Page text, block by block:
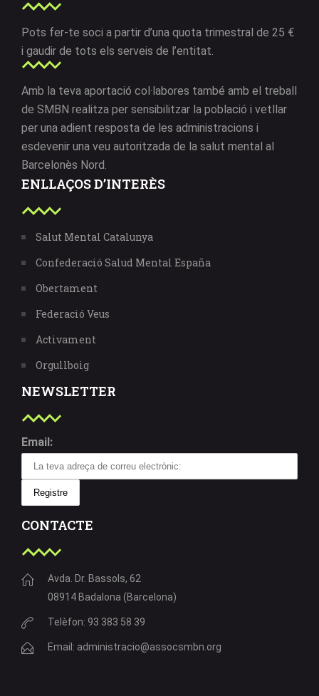
Pots fer-te soci a partir d’una quota trimestral de 25 €
i gaudir de tots els serveis de l’entitat.
Amb la teva aportació col·labores també amb el treball
de SMBN realitza per sensibilitzar la població i vetllar
per una adient resposta de les administracions i
esdevenir una veu autoritzada de la salut mental al
Barcelonès Nord.
ENLLAÇOS D’INTERÈS
Salut Mental Catalunya
Confederació Salud Mental España
Obertament
Federació Veus
Activament
Orgullboig
NEWSLETTER
Email:
CONTACTE
Avda. Dr. Bassols, 62
08914 Badalona (Barcelona)
Telèfon: 93 383 58 39
Email: administracio@assocsmbn.org